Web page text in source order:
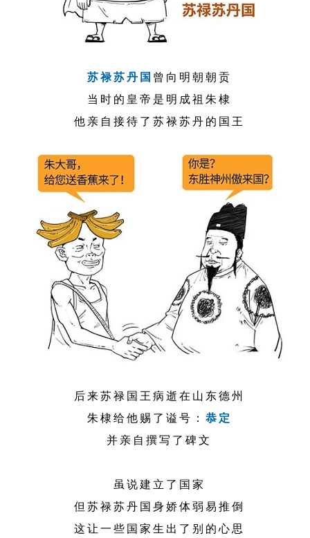
苏禄苏丹国 曾向明朝朝贡
当时的皇帝是明成祖朱棣
他亲自接待了苏禄苏丹的国王
后来苏禄国王病逝在山东德州
朱棣给他赐了谥号： 恭定
并亲自撰写了碑文
虽说建立了国家
但苏禄苏丹国身娇体弱易推倒
这让一些国家生出了别的心思